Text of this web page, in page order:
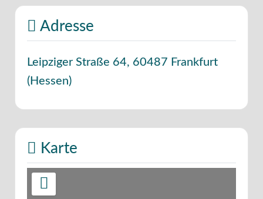
Adresse
Leipziger Straße 64, 60487 Frankfurt
(Hessen)
Karte